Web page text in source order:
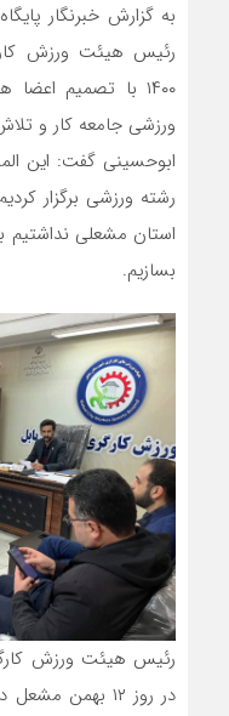
به گزارش خبرنگار
رئیس هیئت ورزش
۱۴۰۰ با تصمیم
ورزشی جامعه کار و
رشته ورزشی برگزار
استان مشعلی نداشتیم
بسازیم.
رئیس هیئت ورزش
در روز ۱۲ بهمن